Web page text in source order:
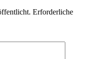
Erforderliche